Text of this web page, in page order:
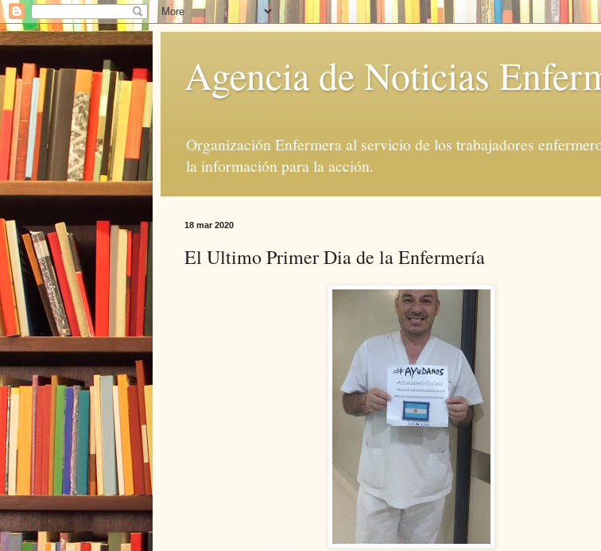
Agencia de Noticias
Organización Enfermera al servicio de los trabajadores
la información para la acción.
18 mar 2020
El Ultimo Primer Dia de la Enfermería